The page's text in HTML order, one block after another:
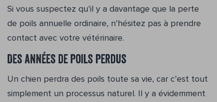
Si vous suspectez qu’il y a davantage que la perte
de poils annuelle ordinaire, n’hésitez pas à prendre
contact avec votre vétérinaire.
Des années de poils perdus
Un chien perdra des poils toute sa vie, car c’est tout
simplement un processus naturel. Il y a évidemment